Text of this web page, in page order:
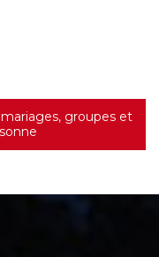
groupes et